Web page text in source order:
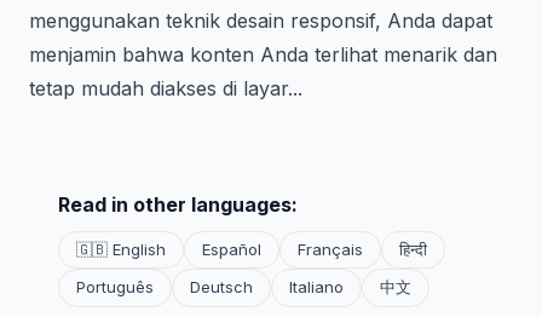
menggunakan teknik desain responsif, Anda dapat
menjamin bahwa konten Anda terlihat menarik dan
tetap mudah diakses di layar...
Read in other languages:
🇬🇧 English Español Français
हिन्दी
Português
Deutsch Italiano 中文